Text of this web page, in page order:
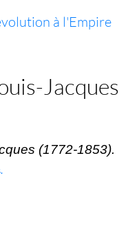
à l'Empire
Jacques
(1772-1853).